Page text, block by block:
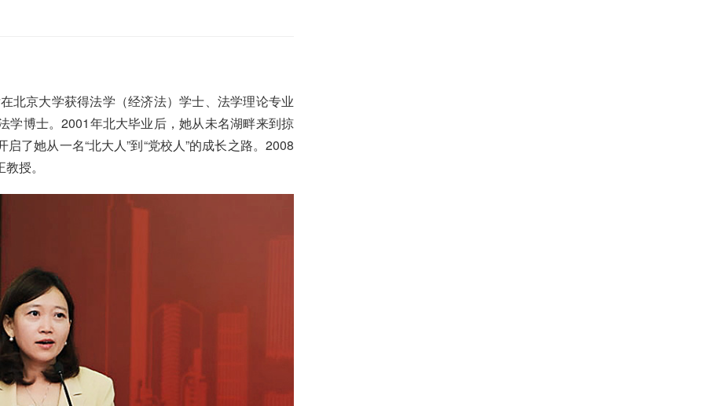
北京大学获得法学（经济法）学士、法学理论专业
学博士。2001年北大毕业后，她从未名湖畔来到掠
了她从一名“北大人”到“党校人”的成长之路。2008
授。